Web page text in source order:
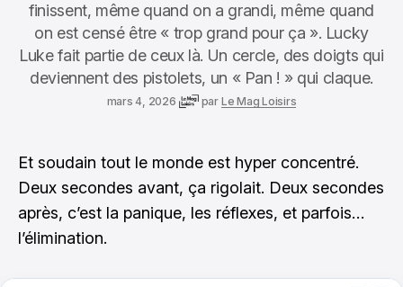
finissent, même quand on a grandi, même quand
on est censé être « trop grand pour ça ». Lucky
Luke fait partie de ceux là. Un cercle, des doigts qui
deviennent des pistolets, un « Pan ! » qui claque.
mars 4, 2026 par Le Mag Loisirs
Et soudain tout le monde est hyper concentré.
Deux secondes avant, ça rigolait. Deux secondes
après, c’est la panique, les réflexes, et parfois…
l’élimination.